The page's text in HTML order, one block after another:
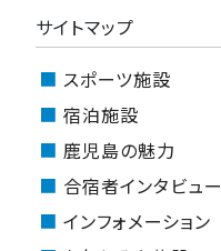
サイトマップ
スポーツ施設
宿泊施設
鹿児島の魅力
合宿者インタビュー
インフォメーション